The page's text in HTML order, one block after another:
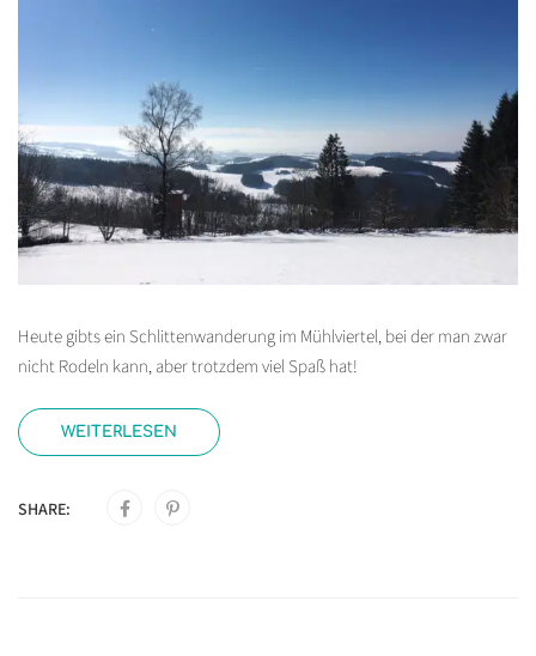
Heute gibts ein Schlittenwanderung im Mühlviertel, bei der man zwar
nicht Rodeln kann, aber trotzdem viel Spaß hat!
WEITERLESEN
SHARE: